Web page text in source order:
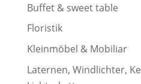
Buffet & sweet table
Floristik
Kleinmöbel & Mobiliar
Laternen, Windlichter,